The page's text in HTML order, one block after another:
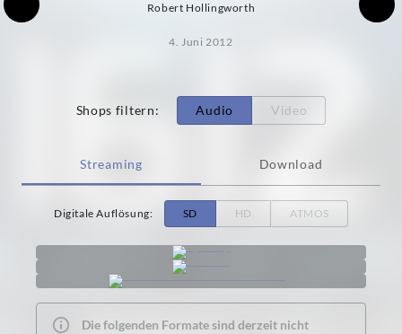
Robert Hollingworth
4. Juni 2012
Shops filtern: Audio Video
Streaming Download
Digitale Auflösung: SD HD ATMOS
Die folgenden Formate sind derzeit nicht